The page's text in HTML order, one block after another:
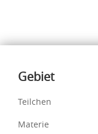
Inhalte
Gebiet
Teilchen
Materie